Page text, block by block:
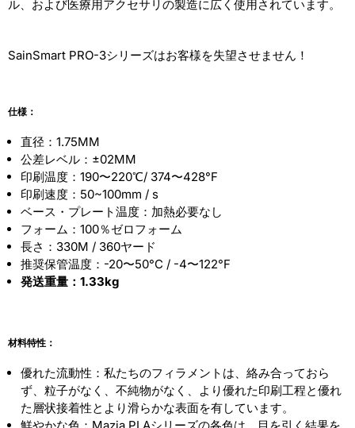
ル、および医療用アクセサリの製造に広く使用されています。
SainSmart PRO-3シリーズはお客様を失望させません！
仕様：
直径：1.75MM
公差レベル：±02MM
印刷温度：190〜220℃/ 374〜428°F
印刷速度：50~100mm / s
ベース・プレート温度：加熱必要なし
フォーム：100％ゼロフォーム
長さ：330M / 360ヤード
推奨保管温度：-20〜50°C / -4〜122°F
発送重量：1.33kg
材料特性：
優れた流動性：私たちのフィラメントは、絡み合っておら
ず、粒子がなく、不純物がなく、より優れた印刷工程と優れ
た層状接着性とより滑らかな表面を有しています。
鮮やかな色：Mazia PLAシリーズの各色は、目を引く結果を